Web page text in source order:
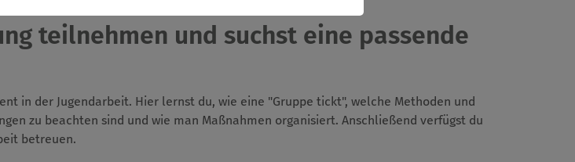
teilnehmen und suchst eine passende
in der Jugendarbeit. Hier lernst du, wie eine "Gruppe tickt", welche Methoden und
zu beachten sind und wie man Maßnahmen organisiert. Anschließend verfügst du
betreuen.